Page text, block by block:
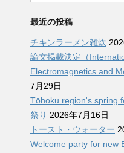
最近の投稿
チキンラーメン雑炊
論文掲載決定（
Electromagnetics and
7月29日
Tōhoku region's spring
祭り 2026年7月16日
トースト・ウォーター
Welcome party for new